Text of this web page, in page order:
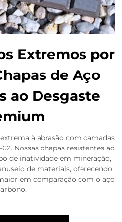
Extremos por
de Aço
ao Desgaste
à abrasão com camadas
Nossas chapas resistentes ao
de inatividade em mineração,
de materiais, oferecendo
em comparação com o aço